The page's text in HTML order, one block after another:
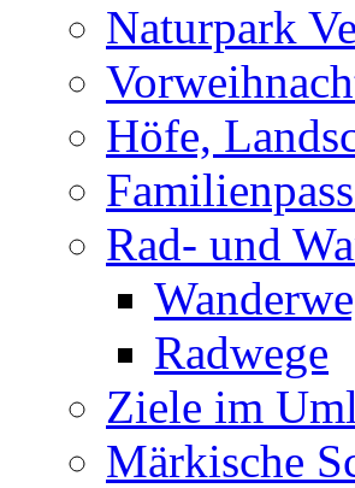
Naturpark
Höfe,
Rad- und
Radwege
Ziele im
Märkische